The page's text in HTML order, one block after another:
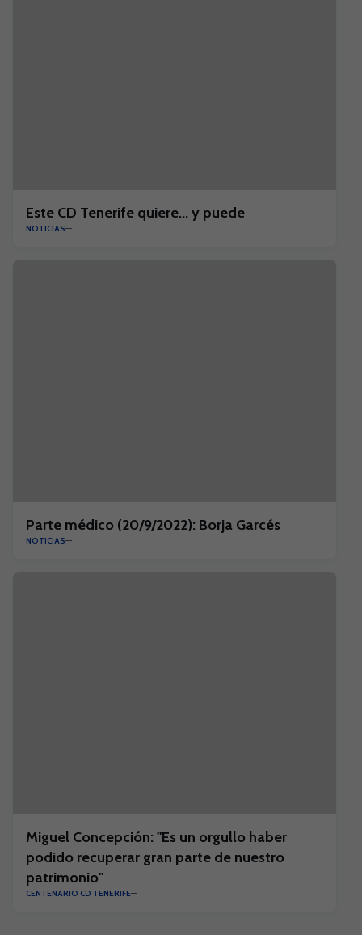
Este CD Tenerife quiere... y puede
NOTICIAS
Parte médico (20/9/2022): Borja Garcés
NOTICIAS
Miguel Concepción: "Es un orgullo haber
podido recuperar gran parte de nuestro
patrimonio"
CENTENARIO CD TENERIFE